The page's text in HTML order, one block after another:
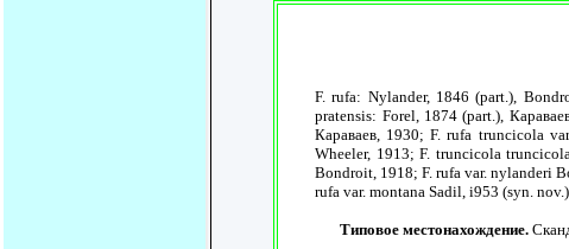
F. rufa: Nylander, 1846 (part.),
pratensis: Forel, 1874 (part.),
Караваев, 1930; F. rufa truncicola
Wheeler, 1913; F. truncicola
Bondroit, 1918; F. rufa var. nylanderi
rufa var. montana Sadil, i953 (syn. nov.).
Типовое местонахождение.